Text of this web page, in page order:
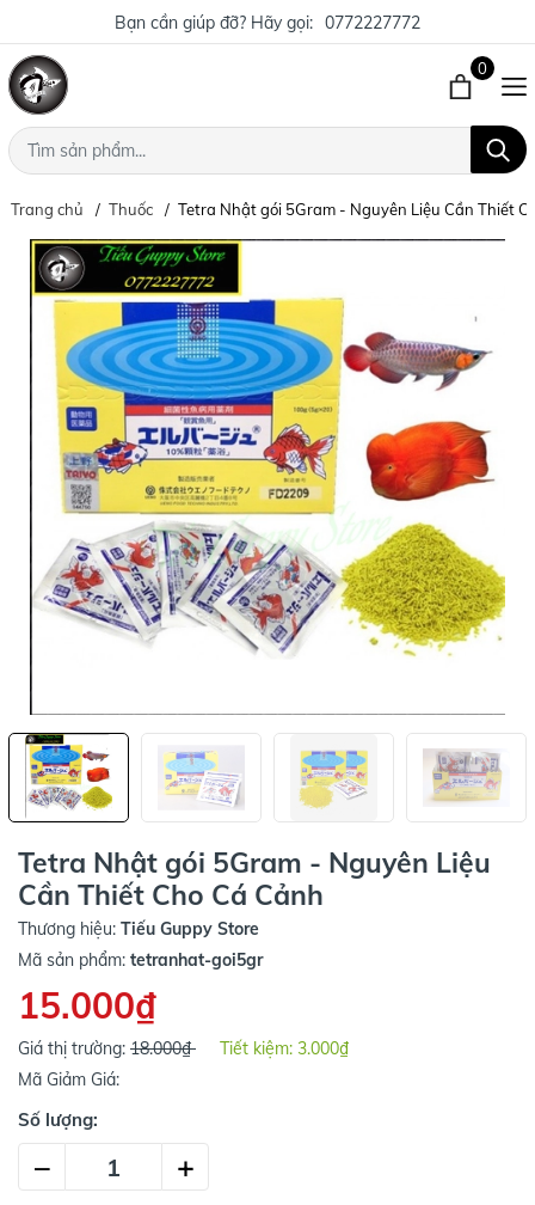
Bạn cần giúp đỡ? Hãy gọi: 0772227772
0
Trang chủ Thuốc Tetra Nhật gói 5Gram - Nguyên Liệu Cần Thiết
Tetra Nhật gói 5Gram - Nguyên Liệu
Cần Thiết Cho Cá Cảnh
Thương hiệu: Tiếu Guppy Store
Mã sản phẩm: tetranhat-goi5gr
15.000₫
Giá thị trường: 18.000₫ Tiết kiệm: 3.000₫
Mã Giảm Giá:
Số lượng:
– +